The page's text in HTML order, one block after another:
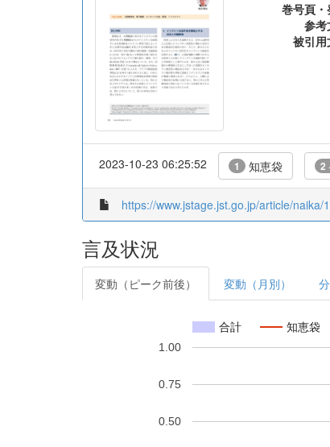
巻号頁・
参考
被引
2023-10-23 06:25:52 1 知恵袋 2
https://www.jstage.jst.go.jp/article/
言及状況
変動（ピーク前後） 変動（月別）
合計 知恵袋
0.50
0.75
1.00